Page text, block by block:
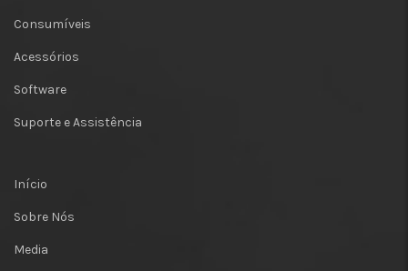
Consumíveis
Acessórios
Software
Suporte e Assistência
Início
Sobre Nós
Media